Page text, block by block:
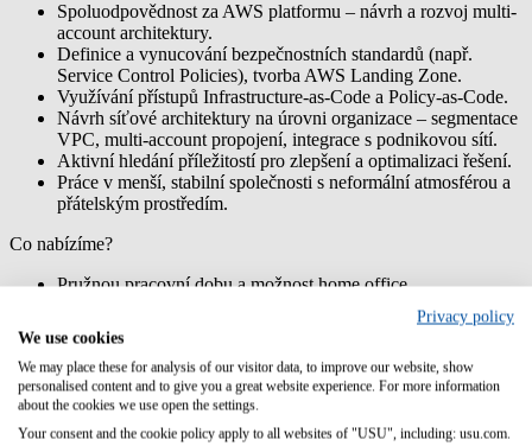
Spoluodpovědnost za AWS platformu – návrh a rozvoj multi-
account architektury.
Definice a vynucování bezpečnostních standardů (např.
Service Control Policies), tvorba AWS Landing Zone.
Využívání přístupů Infrastructure-as-Code a Policy-as-Code.
Návrh síťové architektury na úrovni organizace – segmentace
VPC, multi-account propojení, integrace s podnikovou sítí.
Aktivní hledání příležitostí pro zlepšení a optimalizaci řešení.
Práce v menší, stabilní společnosti s neformální atmosférou a
přátelským prostředím.
Co nabízíme?
Pružnou pracovní dobu a možnost home office.
Krásné nové kanceláře téměř v centru Brna, vonící káva z
moderních kávovarů, zeleninové a ovocné dny.... to je prostě
den u nás.
Příspěvek na stravování formou stravenkového paušálu.
25 dní dovolené a za každé 2 odpracované roky ve firmě
navíc 1 den až do výše 30 dní.
Je to málo? Nevadí u nás je možnost využít workation anebo
Privacy policy
We use cookies
We may place these for analysis of our visitor data, to improve our website, show
personalised content and to give you a great website experience. For more information
about the cookies we use open the settings.
Your consent and the cookie policy apply to all websites of "USU", including: usu.com.